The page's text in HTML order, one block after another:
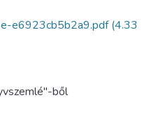
e6923cb5b2a9.pdf(4.33
ből